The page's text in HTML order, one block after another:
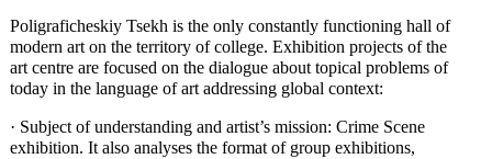
Poligraficheskiy Tsekh is the only constantly functioning hall of
modern art on the territory of college. Exhibition projects of the
art centre are focused on the dialogue about topical problems of
today in the language of art addressing global context:
· Subject of understanding and artist’s mission: Crime Scene
exhibition. It also analyses the format of group exhibitions,